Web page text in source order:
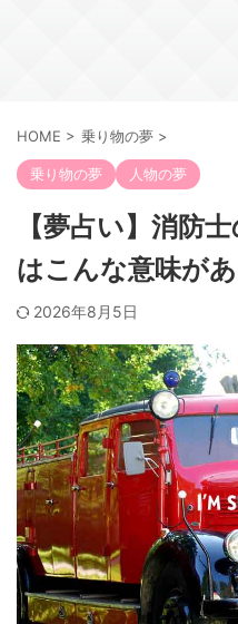
HOME > 乗り物の夢 >
乗り物の夢 人物の夢
【夢占い】消防
はこんな意味があ
2026年8月5日